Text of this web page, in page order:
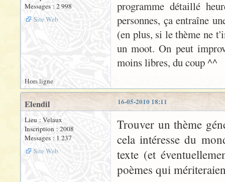
Messages : 2 998
Site Web
programme détaillé
personnes, ça entraîne
(en plus, si le thème ne
un moot. On peut
moins libres, du coup ^^
Hors ligne
16-05-2010 18:11
Elendil
Lieu : Velaux
Inscription : 2008
Messages : 1 237
Site Web
Trouver un thème
cela intéresse du
texte (et
poèmes qui